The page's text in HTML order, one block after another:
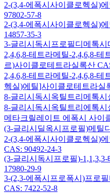
2-(3,4-에폭시사이클로헥실)
97802-57-8
2-(3,4-에폭시사이클로헥실)
14857-35-3
3-글리시독시프로필디메톡시
2,4,6,8-테트라메틸-2,4,6,8-테
르)사이클로테트라실록산
2,4,6,8-테트라메틸-2,4,6,8-테
헥실)에틸]사이클로테트라실
8-글리시독시옥틸트리메톡시
8-글리시독시옥틸트리에톡시
메타크릴레이트 에폭시 사이
(3-글리시딜옥시프로필)메틸
2-(3,4-에폭시사이클로헥실)
CAS: 90492-24-3
(3-글리시독시프로필)-
17980-29-9
3-(2,3-에폭시프로폭시)프로
CAS: 7422-52-8